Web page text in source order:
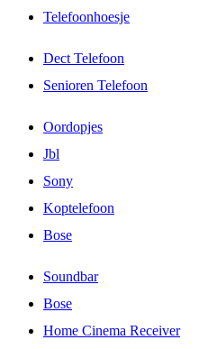
Telefoonhoesje
Dect Telefoon
Senioren Telefoon
Oordopjes
Jbl
Sony
Koptelefoon
Bose
Soundbar
Bose
Home Cinema Receiver